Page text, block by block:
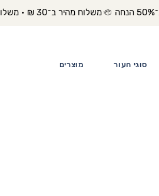
משלוח מהיר ב־30 ₪ • משלוח חינם מעל ₪399 • מוצר שלישי ב־50% הנחה
מוצרים סוגי העור